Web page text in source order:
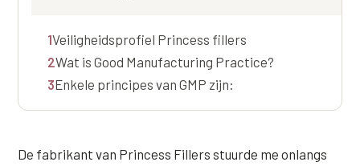
Ingevallen slapen
Lippen
Juvéderm Volux
Juvéderm Volift
Profhilo
Menopauze Veroudering profiel
PCOS Huid profiel
085 40 13 678
1Veiligheidsprofiel Princess fillers
2Wat is Good Manufacturing Practice?
3Enkele principes van GMP zijn:
De fabrikant van Princess Fillers stuurde me onlangs